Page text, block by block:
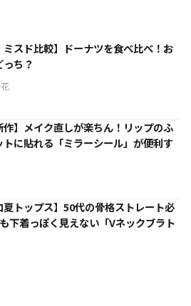
ミスド比較】ドーナツを食べ比べ！お
ち？
作】メイク直しが楽ちん！リップのふ
トに貼れる「ミラーシール」が便利す
夏トップス】50代の骨格ストレート必
下着っぽく見えない「Vネックブラト